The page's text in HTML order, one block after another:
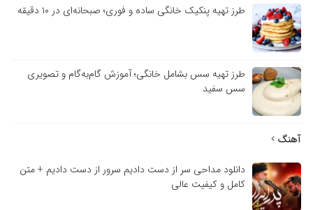
طرز تهیه پنکیک خانگی ساده و فوری؛ صبحانه‌ای در ۱۰ دقیقه
طرز تهیه سس بشامل خانگی؛ آموزش گام‌به‌گام و تصویری
سس سفید
آهنگ
دانلود مداحی سر از دست دادیم سرور از دست دادیم + متن
کامل و کیفیت عالی